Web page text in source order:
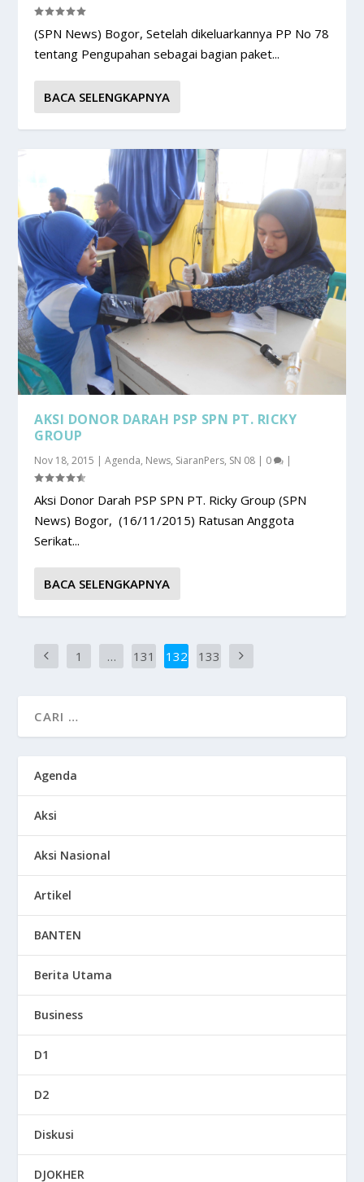
(SPN News) Bogor, Setelah dikeluarkannya PP No 78
tentang Pengupahan sebagai bagian paket...
BACA SELENGKAPNYA
AKSI DONOR DARAH PSP SPN PT. RICKY
GROUP
Nov 18, 2015 |Agenda, News, SiaranPers, SN 08 | 0 |
Aksi Donor Darah PSP SPN PT. Ricky Group (SPN
News) Bogor, (16/11/2015) Ratusan Anggota
Serikat...
BACA SELENGKAPNYA
1 … 131 132 133
Agenda
Aksi
Aksi Nasional
Artikel
BANTEN
Berita Utama
Business
D1
D2
Diskusi
DJOKHER